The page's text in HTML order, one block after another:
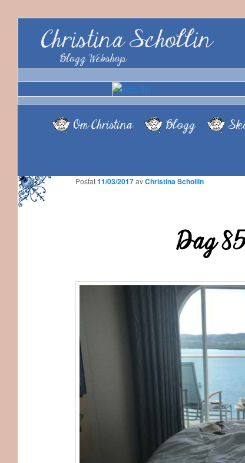
Christina Schollin
Blogg Webshop
Om Christina Blogg
Dag
Postat11/03/2017 avChristina Schollin